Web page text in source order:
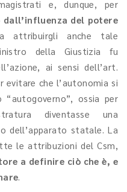
e, dunque, per
dall’influenza del potere
attribuirgli anche tale
della Giustizia fu
ai sensi dell’art.
evitare che l’autonomia si
ossia per
diventasse una
dell’apparato statale. La
le attribuzioni del Csm,
a definire ciò che è, e
.